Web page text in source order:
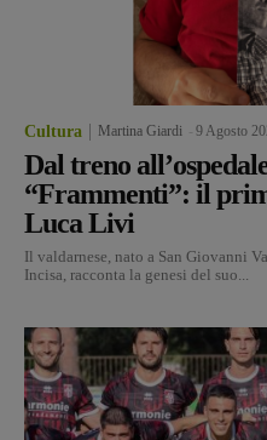
Cultura Martina Giardi 9 Agosto
Dal treno
“Frammenti”: il
Luca Livi
Il valdarnese, nato a San Giovanni
Incisa, racconta la genesi del suo...